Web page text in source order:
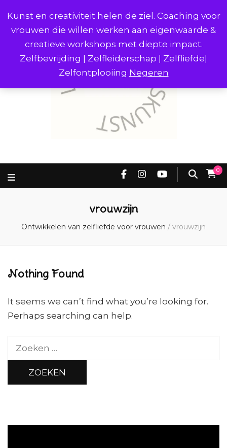
Kunst en creativiteit helen de ziel. Coaching voor
vrouwen die willen werken aan eigenwaarde &
creatieve workshops met diepte impact.
Zelfbevrijding | Zelfleiderschap | Zelfliefde|
Zelfontplooiing Negeren
0
vrouwzijn
Ontwikkelen van zelfliefde voor vrouwen / vrouwzijn
Nothing Found
It seems we can’t find what you’re looking for.
Perhaps searching can help.
Zoeken